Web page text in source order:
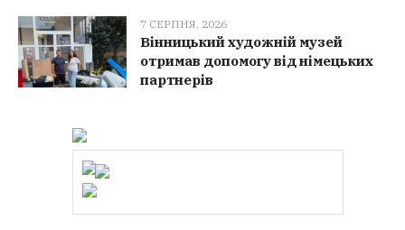
7 СЕРПНЯ, 2026
Вінницький художній музей
отримав допомогу від німецьких
партнерів